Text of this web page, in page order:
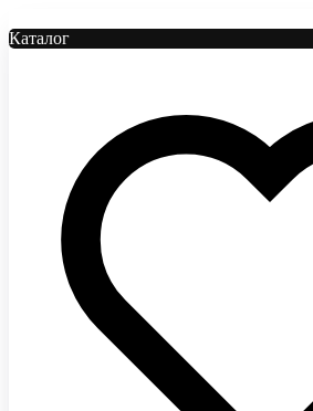
Каталог